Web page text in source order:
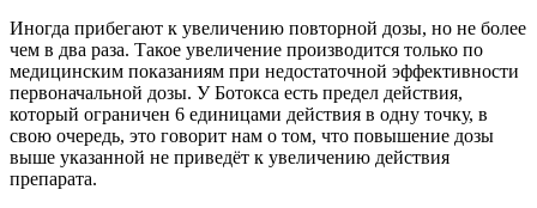
Иногда прибегают к увеличению повторной дозы, но не более
чем в два раза. Такое увеличение производится только по
медицинским показаниям при недостаточной эффективности
первоначальной дозы. У Ботокса есть предел действия,
который ограничен 6 единицами действия в одну точку, в
свою очередь, это говорит нам о том, что повышение дозы
выше указанной не приведёт к увеличению действия
препарата.